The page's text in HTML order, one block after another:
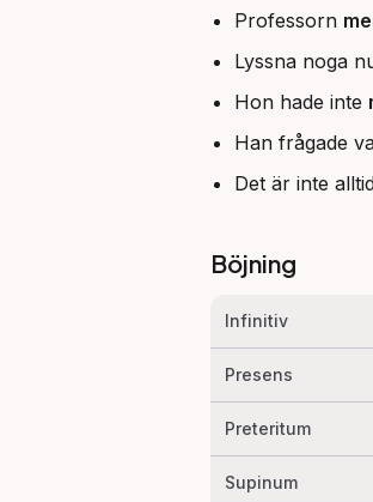
Professorn
Lyssna noga
Hon hade inte
Han frågade
Det är inte
Böjning
Infinitiv
Presens
Preteritum
Supinum